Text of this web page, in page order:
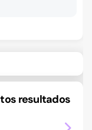
resultados